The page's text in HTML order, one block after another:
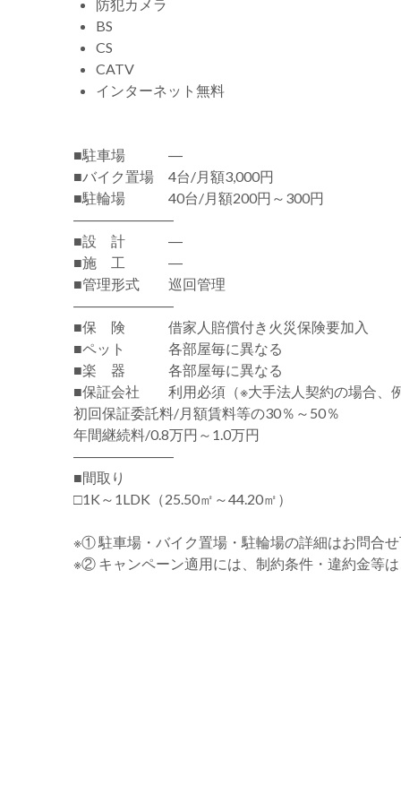
防犯カメラ
BS
CS
CATV
インターネット無料
■駐車場 ―
■バイク置場 4台/月額3,000円
■駐輪場 40台/月額200円～300円
―――――――
■設 計 ―
■施 工 ―
■管理形式 巡回管理
―――――――
■保 険 借家人賠償付き火災保険要加入
■ペット 各部屋毎に異なる
■楽 器 各部屋毎に異なる
■保証会社 利用必須（※大手法人契約の場合、例
初回保証委託料/月額賃料等の30％～50％
年間継続料/0.8万円～1.0万円
―――――――
■間取り
□1K～1LDK（25.50㎡～44.20㎡）
※① 駐車場・バイク置場・駐輪場の詳細はお問合せ
※② キャンペーン適用には、制約条件・違約金等は